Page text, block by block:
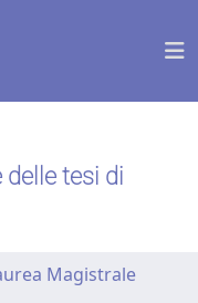
delle tesi di
Magistrale